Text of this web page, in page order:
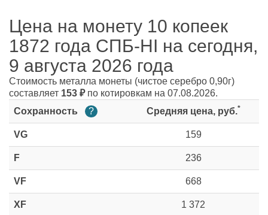
Цена на монету 10 копеек
1872 года СПБ-HI на сегодня,
9 августа 2026 года
Стоимость металла монеты (чистое серебро 0,90г)
составляет 153 ₽по котировкам на 07.08.2026.
Сохранность
? Средняя цена, руб.*
VG 159
F 236
VF 668
XF 1 372